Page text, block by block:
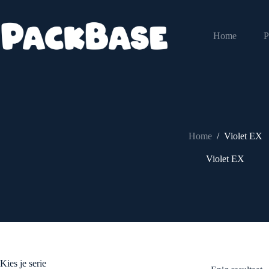
de
inhoud
Home
Home / Violet EX
Violet EX
Kies je serie